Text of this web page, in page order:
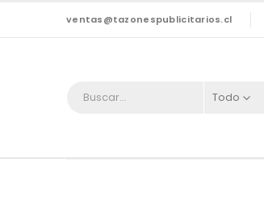
ventas@tazonespublicitarios.cl
Todo